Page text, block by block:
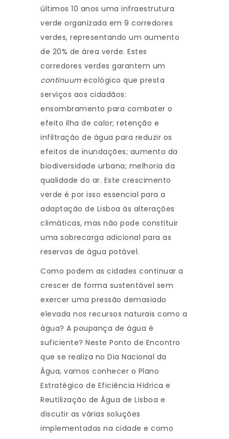
últimos 10 anos uma infraestrutura
verde organizada em 9 corredores
verdes, representando um aumento
de 20% de área verde. Estes
corredores verdes garantem um
continuumecológico que presta
serviços aos cidadãos:
ensombramento para combater o
efeito ilha de calor; retenção e
infiltração de água para reduzir os
efeitos de inundações; aumento da
biodiversidade urbana; melhoria da
qualidade do ar. Este crescimento
verde é por isso essencial para a
adaptação de Lisboa às alterações
climáticas, mas não pode constituir
uma sobrecarga adicional para as
reservas de água potável.
Como podem as cidades continuar a
crescer de forma sustentável sem
exercer uma pressão demasiado
elevada nos recursos naturais como a
água? A poupança de água é
suficiente? Neste Ponto de Encontro
que se realiza no Dia Nacional da
Água, vamos conhecer o Plano
Estratégico de Eficiência Hídrica e
Reutilização de Água de Lisboa e
discutir as várias soluções
implementadas na cidade e como